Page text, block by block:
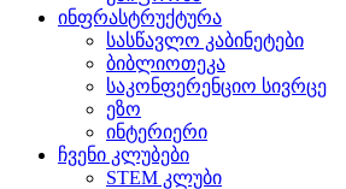
ინფრასტრუქტურა
სასწავლო კაბინეტები
ბიბლიოთეკა
საკონფერენციო სივრცე
ეზო
ინტერიერი
ჩვენი კლუბები
STEM კლუბი